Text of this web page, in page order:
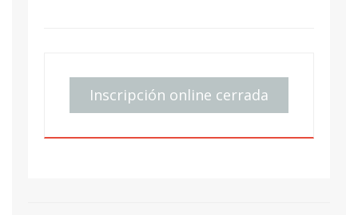
Inscripción online cerrada